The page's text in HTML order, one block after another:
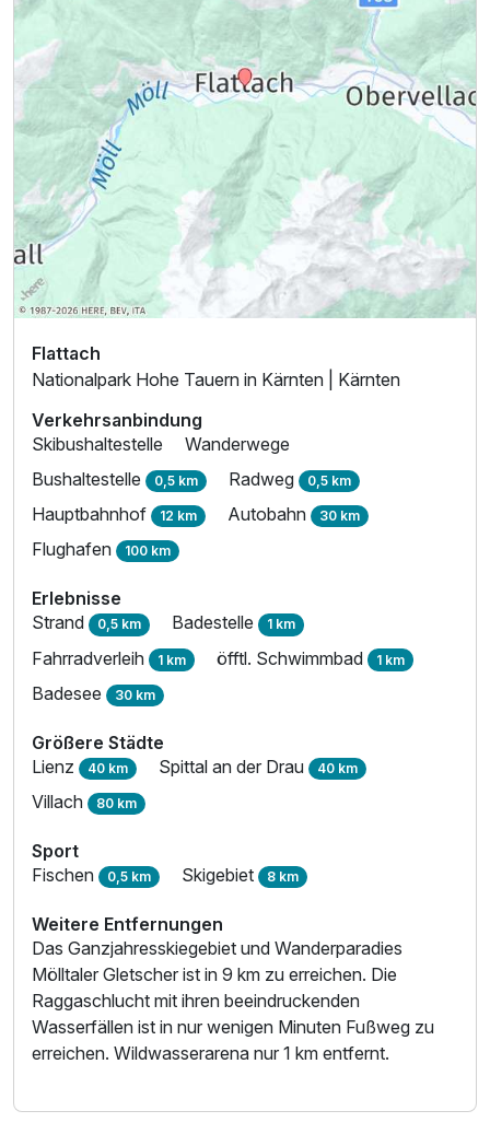
Flattach
Nationalpark Hohe Tauern in Kärnten | Kärnten
Verkehrsanbindung
Skibushaltestelle
Wanderwege
Bushaltestelle 0,5 km Radweg 0,5 km
Hauptbahnhof 12 km Autobahn 30 km
Flughafen 100 km
Erlebnisse
Strand 0,5 km Badestelle 1 km
Fahrradverleih 1 km öfftl. Schwimmbad 1 km
Badesee 30 km
Größere Städte
Lienz 40 km Spittal an der Drau 40 km
Villach 80 km
Sport
Fischen 0,5 km Skigebiet 8 km
Weitere Entfernungen
Das Ganzjahresskiegebiet und Wanderparadies
Mölltaler Gletscher ist in 9 km zu erreichen. Die
Raggaschlucht mit ihren beeindruckenden
Wasserfällen ist in nur wenigen Minuten Fußweg zu
erreichen. Wildwasserarena nur 1 km entfernt.